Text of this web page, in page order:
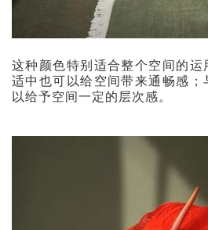
这种颜色特别适合整个空间的运
适中也可以给空间带来通畅感；
以给予空间一定的层次感。